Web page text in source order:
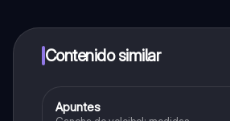
a determinadas funciones.
Contenido similar
Educación Física
Apuntes